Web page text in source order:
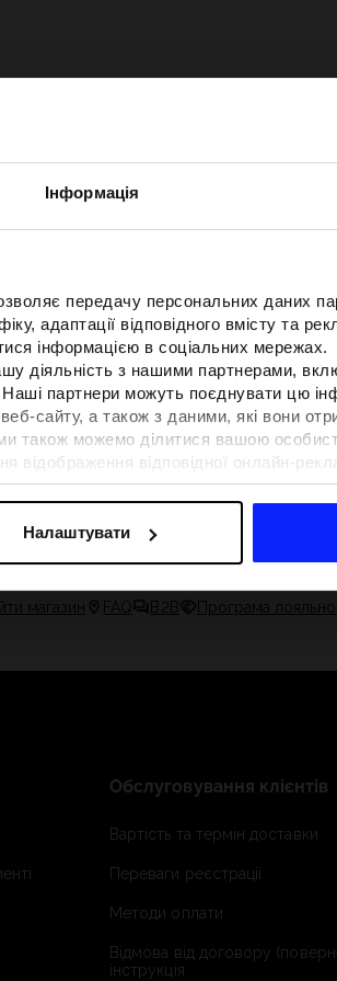
Інформація
передачу персональних даних
адаптації відповідного вмісту та
інформацією в соціальних мережах.
діяльність з нашими партнерами,
Наші партнери можуть поєднувати цю
сайту, а також з даними, які вони
ми також можемо ділитися вашою
відповідної онлайн-
пропонують наші партнери
конфіденційностіта в розділі
Налаштувати
Образи на фестиваль. Як
на музичні фестивалі?
магазин FAQ B2B Програма
Обслуговування клієнтів
Вартість та термін доставки
Переваги реєстрації
Методи оплати
Відмова від договору
інструкція